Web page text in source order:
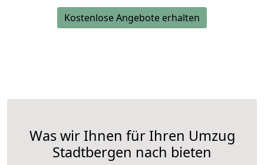
Kostenlose Angebote erhalten
Was wir Ihnen für Ihren Umzug
Stadtbergen nach bieten